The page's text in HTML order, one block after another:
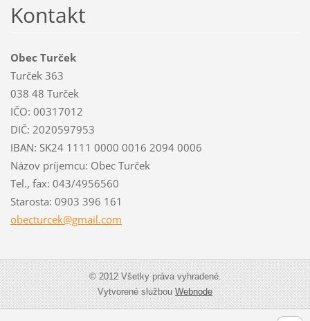
Kontakt
Obec Turček
Turček 363
038 48 Turček
IČO: 00317012
DIČ: 2020597953
IBAN: SK24 1111 0000 0016 2094 0006
Názov príjemcu: Obec Turček
Tel., fax: 043/4956560
Starosta: 0903 396 161
obecturcek@gmail.com
© 2012 Všetky práva vyhradené.
Vytvorené službouWebnode